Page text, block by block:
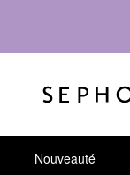
Nouveauté